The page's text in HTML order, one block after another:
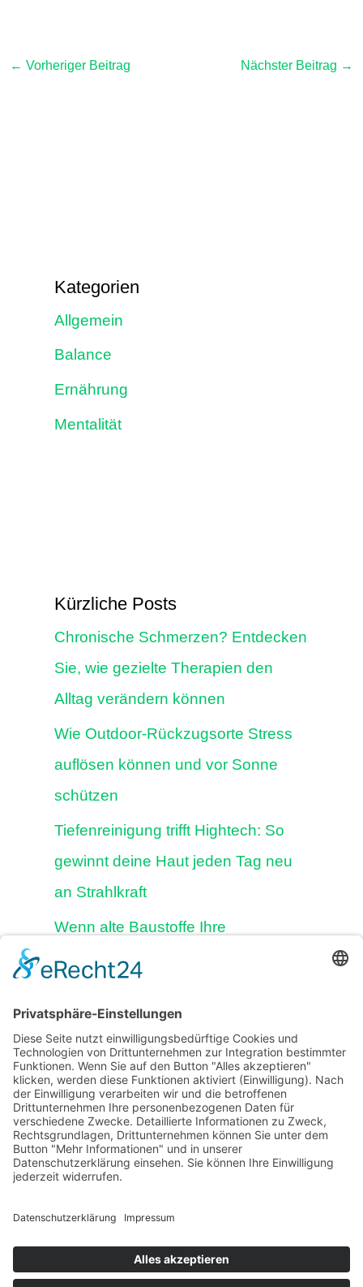
← Vorheriger Beitrag Nächster Beitrag →
Kategorien
Allgemein
Balance
Ernährung
Mentalität
Kürzliche Posts
Chronische Schmerzen? Entdecken
Sie, wie gezielte Therapien den
Alltag verändern können
Wie Outdoor-Rückzugsorte Stress
auflösen können und vor Sonne
schützen
Tiefenreinigung trifft Hightech: So
gewinnt deine Haut jeden Tag neu
an Strahlkraft
Wenn alte Baustoffe Ihre
Gesundheit bremsen, dann ist eine
Vogeltränke im Garten aufstellen:
Positive Wirkung auf Tier und
Mensch
Datenschutz